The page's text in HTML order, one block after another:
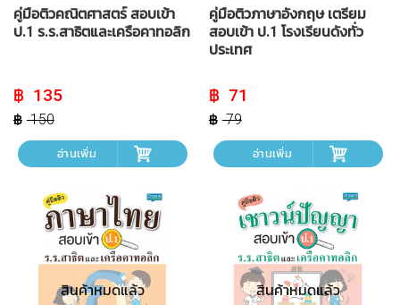
คู่มือติวคณิตศาสตร์ สอบเข้า
ป.1 ร.ร.สาธิตและเครือคาทอลิก
150
Original
price
was:
฿ 150.
135
Current
price
is:
฿ 135.
อ่านเพิ่ม
คู่มือติวภาษาอังกฤษ เตรียม
สอบเข้า ป.1 โรงเรียนดังทั่ว
ประเทศ
79
Original
price
was:
฿ 79.
71
Current
price
is:
฿ 71.
อ่านเพิ่ม
สินค้าหมดแล้ว สินค้าหมดแล้ว